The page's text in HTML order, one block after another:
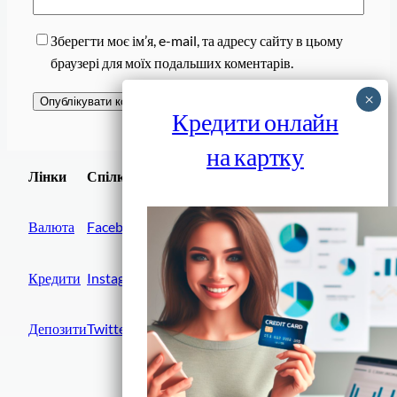
Зберегти моє ім’я, e-mail, та адресу сайту в цьому
браузері для моїх подальших коментарів.
Лінки
Валюта
Кредити
Депозити
Спілки
Facebook
Instagram
Twitter
Завантажити
Фінанси IN UA
Кредити онлайн
на картку